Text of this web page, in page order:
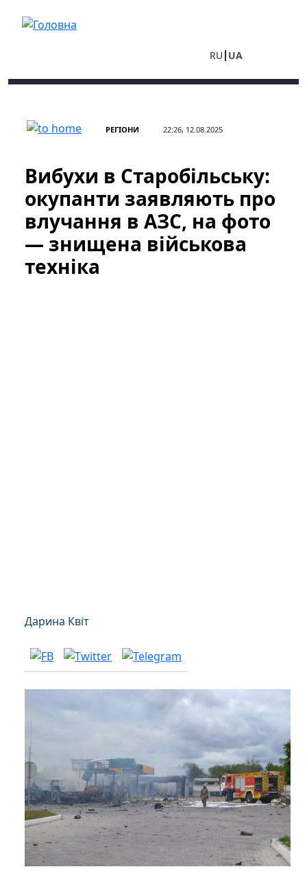
RU UA
РЕГІОНИ 22:26, 12.08.2025
Вибухи в Старобільську:
окупанти заявляють про
влучання в АЗС, на фото
— знищена військова
техніка
Дарина Квіт